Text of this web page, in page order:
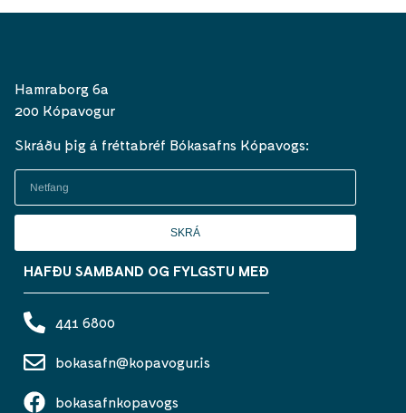
Hamraborg 6a
200 Kópavogur
Skráðu þig á fréttabréf Bókasafns Kópavogs:
SKRÁ
HAFÐU SAMBAND OG FYLGSTU MEÐ
441 6800
bokasafn@kopavogur.is
bokasafnkopavogs